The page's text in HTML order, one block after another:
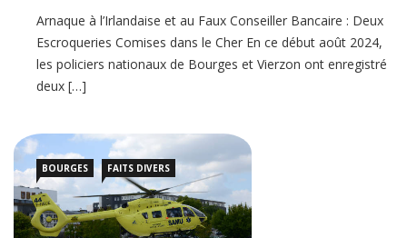
Arnaque à l’Irlandaise et au Faux Conseiller Bancaire : Deux
Escroqueries Comises dans le Cher En ce début août 2024,
les policiers nationaux de Bourges et Vierzon ont enregistré
deux […]
BOURGES FAITS DIVERS